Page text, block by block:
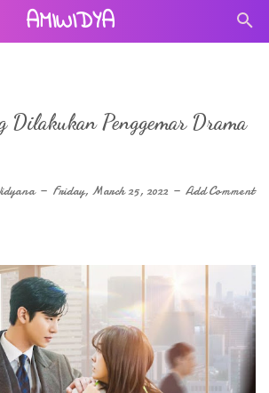
AMIWIDYA
Dilakukan Penggemar Drama
Friday, March 25, 2022 Add Comment